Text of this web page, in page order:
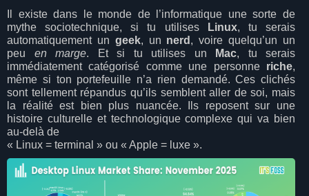
Il existe dans le monde de l’informatique une sorte de
mythe sociotechnique, si tu utilises
Linux, tu serais
automatiquement un geek, un nerd , voire quelqu’un un
peu en marge. Et si tu utilises un Mac, tu serais
immédiatement catégorisé comme une personne riche,
même si ton portefeuille n’a rien demandé. Ces clichés
sont tellement répandus qu’ils semblent aller de soi, mais
la réalité est bien plus nuancée. Ils reposent sur une
histoire culturelle et technologique complexe qui va bien
au-delà de
« Linux = terminal » ou « Apple = luxe ».